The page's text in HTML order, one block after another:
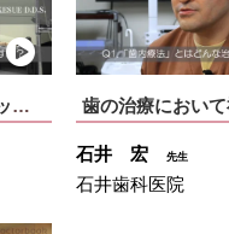
かぶせ物は「CEREC（セレック）」で制作、60分で終...
石井 宏 先生
石井歯科医院